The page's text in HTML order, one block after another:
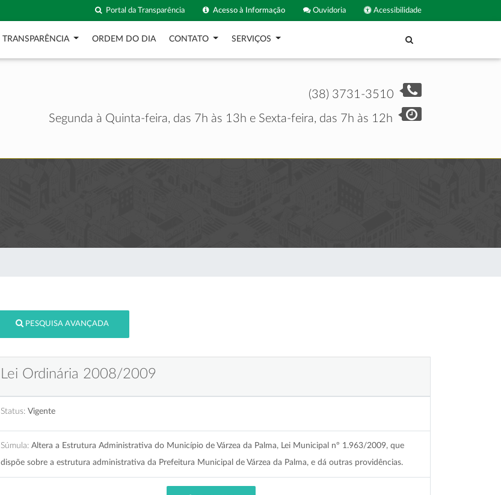
Acessibilidade
Ouvidoria
Acesso à Informação
Portal da Transparência
TRANSPARÊNCIA ORDEM DO DIA CONTATO SERVIÇOS
(38) 3731-3510
Segunda à Quinta-feira, das 7h às 13h e Sexta-feira, das 7h às 12h
PESQUISA AVANÇADA
Lei Ordinária 2008/2009
Status: Vigente
Súmula: Altera a Estrutura Administrativa do Município de Várzea da Palma, Lei Municipal nº 1.963/2009, que
dispõe sobre a estrutura administrativa da Prefeitura Municipal de Várzea da Palma, e dá outras providências.